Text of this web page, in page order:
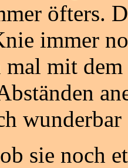
öfters.
immer
mit
sie noch